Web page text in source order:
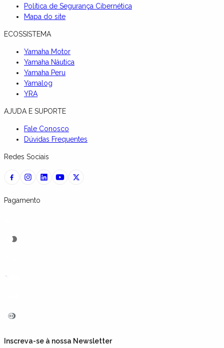
Política de Segurança Cibernética
Mapa do site
ECOSSISTEMA
Yamaha Motor
Yamaha Náutica
Yamaha Peru
Yamalog
YRA
AJUDA E SUPORTE
Fale Conosco
Dúvidas Frequentes
Redes Sociais
Pagamento
Inscreva-se à nossa Newsletter